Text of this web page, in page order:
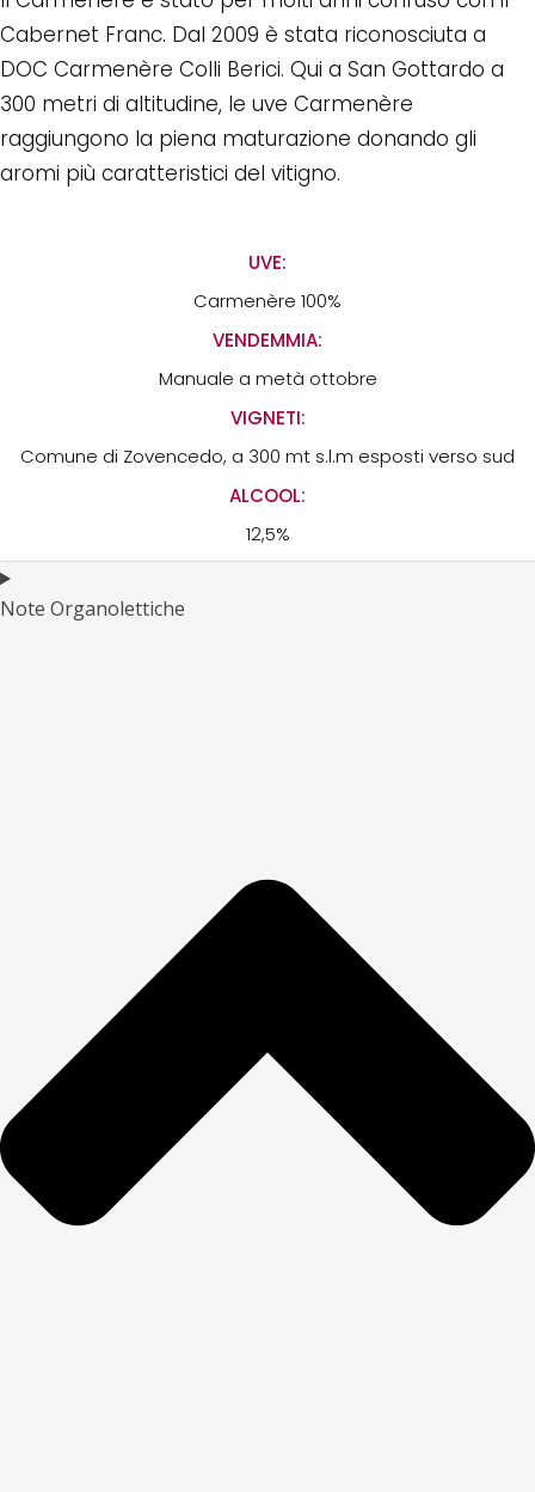
Cabernet Franc. Dal 2009 è stata riconosciuta a
DOC Carmenère Colli Berici. Qui a San Gottardo a
300 metri di altitudine, le uve Carmenère
raggiungono la piena maturazione donando gli
aromi più caratteristici del vitigno.
UVE:
Carmenère 100%
VENDEMMIA:
Manuale a metà ottobre
VIGNETI:
Comune di Zovencedo, a 300 mt s.l.m esposti verso sud
ALCOOL:
12,5%
Note Organolettiche